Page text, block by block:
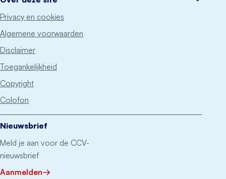
Privacy en cookies
Algemene voorwaarden
Disclaimer
Toegankelijkheid
Copyright
Colofon
Nieuwsbrief
Meld je aan voor de CCV-
nieuwsbrief
Aanmelden